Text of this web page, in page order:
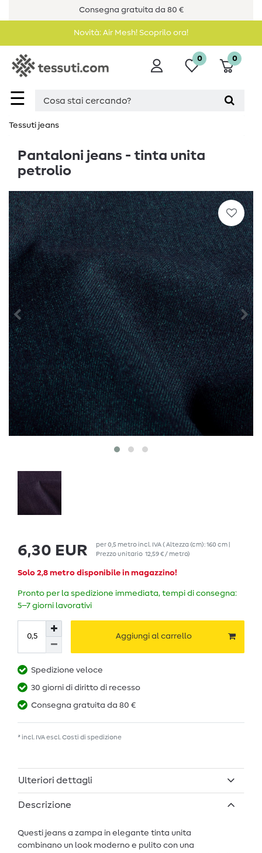
Consegna gratuita da 80 €
Novità: Air Mesh! Scoprilo ora!
☰
0 0
Tessuti jeans
Pantaloni jeans - tinta unita
petrolio
6,30 EUR per0,5 metroincl. IVA( Altezza (cm): 160 cm |
Prezzo unitario 12,59 € / metro)
Solo 2,8 metro disponibile in magazzino!
Pronto per la spedizione immediata, tempi di consegna:
5–7 giorni lavorativi
Aggiungi al carrello
Spedizione veloce
30 giorni di diritto di recesso
Consegna gratuita da 80 €
* incl. IVA escl. Costi di spedizione
Ulteriori dettagli
Descrizione
Questi jeans a zampa in elegante tinta unita
combinano un look moderno e pulito con una